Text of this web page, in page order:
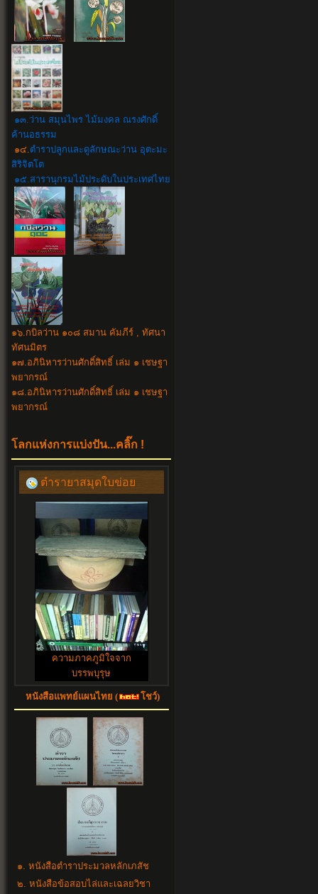
๑๓.ว่าน สมุนไพร ไม้มงคล ณรงศักดิ์
ค้านอธรรม
๑๔.ตำราปลูกและดูลักษณะว่าน อุตะมะ
สิริจิตโต
๑๕.สารานุกรมไม้ประดับในประเทศไทย
๑๖.กบิลว่าน ๑๐๘ สมาน คัมภีร์ , ทัศนา
ทัศนมิตร
๑๗.อภินิหารว่านศักดิ์สิทธิ์ เล่ม ๑ เชษฐา
พยากรณ์
๑๘.อภินิหารว่านศักดิ์สิทธิ์ เล่ม ๑ เชษฐา
พยากรณ์
โลกแห่งการแบ่งปัน...คลิ๊ก !
ตำรายาสมุดใบข่อย
ความภาคภูมิใจจาก
บรรพบุรุษ
หนังสือแพทย์แผนไทย ( โชว์)
๑. หนังสือตำราประมวลหลักเภสัช
๒. หนังสือข้อสอบไล่และเฉลยวิชา